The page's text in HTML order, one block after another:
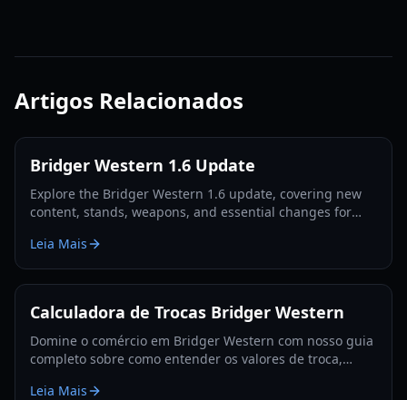
Artigos Relacionados
Bridger Western 1.6 Update
Explore the Bridger Western 1.6 update, covering new
content, stands, weapons, and essential changes for
Leia Mais
Calculadora de Trocas Bridger Western
Domine o comércio em Bridger Western com nosso guia
completo sobre como entender os valores de troca,
informadas.
Leia Mais